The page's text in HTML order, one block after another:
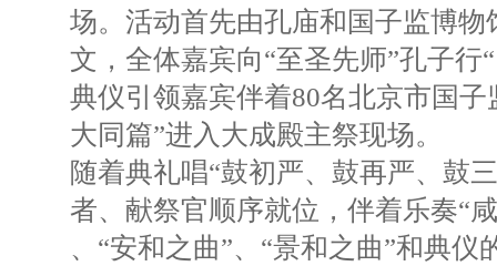
场。活动首先由孔庙和国子监博物
文，全体嘉宾向“至圣先师”孔子行
典仪引领嘉宾伴着80名北京市国
大同篇”进入大成殿主祭现场。
随着典礼唱“鼓初严、鼓再严、鼓
者、献祭官顺序就位，伴着乐奏“
、“安和之曲”、“景和之曲”和典仪